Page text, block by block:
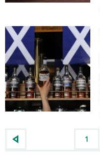
1